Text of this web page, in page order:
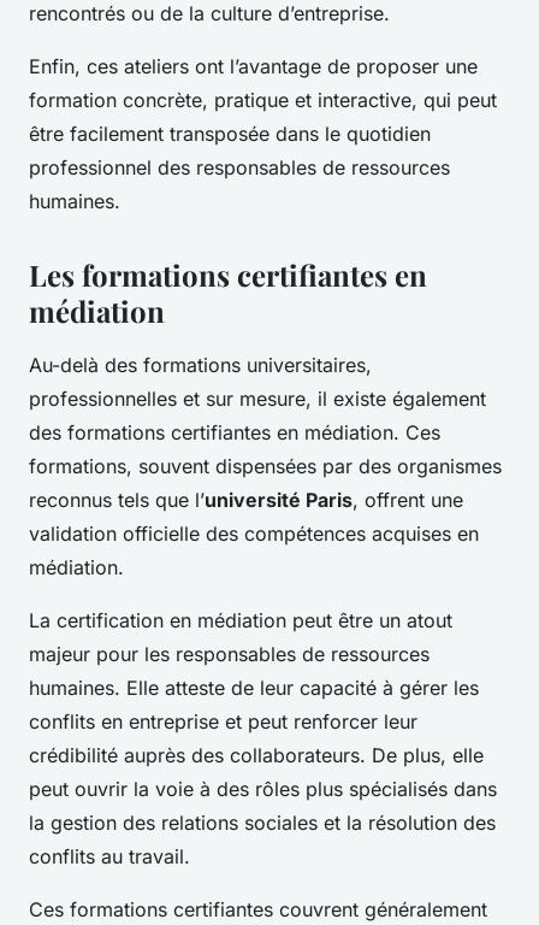
rencontrés ou de la culture d’entreprise.
Enfin, ces ateliers ont l’avantage de proposer une
formation concrète, pratique et interactive, qui peut
être facilement transposée dans le quotidien
professionnel des responsables de ressources
humaines.
Les formations certifiantes en
médiation
Au-delà des formations universitaires,
professionnelles et sur mesure, il existe également
des formations certifiantes en médiation. Ces
formations, souvent dispensées par des organismes
reconnus tels que l’université Paris, offrent une
validation officielle des compétences acquises en
médiation.
La certification en médiation peut être un atout
majeur pour les responsables de ressources
humaines. Elle atteste de leur capacité à gérer les
conflits en entreprise et peut renforcer leur
crédibilité auprès des collaborateurs. De plus, elle
peut ouvrir la voie à des rôles plus spécialisés dans
la gestion des relations sociales et la résolution des
conflits au travail.
Ces formations certifiantes couvrent généralement